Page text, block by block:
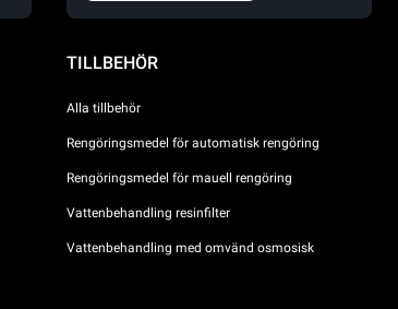
TILLBEHÖR
Alla tillbehör
Rengöringsmedel för automatisk rengöring
Rengöringsmedel för mauell rengöring
Vattenbehandling resinfilter
Vattenbehandling med omvänd osmosisk